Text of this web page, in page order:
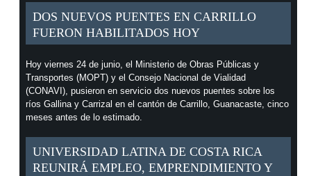
DOS NUEVOS PUENTES EN CARRILLO
FUERON HABILITADOS HOY
Hoy viernes 24 de junio, el Ministerio de Obras Públicas y
Transportes (MOPT) y el Consejo Nacional de Vialidad
(CONAVI), pusieron en servicio dos nuevos puentes sobre los
ríos Gallina y Carrizal en el cantón de Carrillo, Guanacaste, cinco
meses antes de lo estimado.
UNIVERSIDAD LATINA DE COSTA RICA
REUNIRÁ EMPLEO, EMPRENDIMIENTO Y